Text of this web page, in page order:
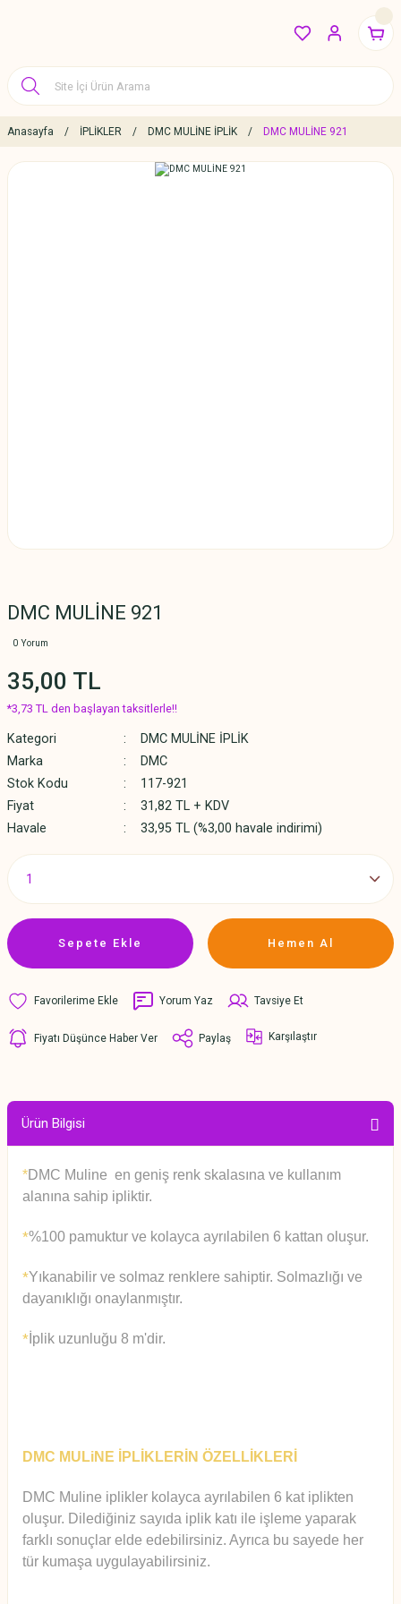
Anasayfa İPLİKLER DMC MULİNE İPLİK DMC MULİNE 921
DMC MULİNE 921
0 Yorum
35,00 TL
*3,73 TL den başlayan taksitlerle!!
Kategori
DMC MULİNE İPLİK
Marka
DMC
Stok Kodu
117-921
Fiyat
31,82 TL + KDV
Havale
33,95 TL (%3,00 havale indirimi)
Sepete Ekle Hemen Al
Yorum Yaz Tavsiye Et
Fiyatı Düşünce Haber Ver Paylaş Karşılaştır
Ürün Bilgisi
*DMC Muline en geniş renk skalasına ve kullanım
alanına sahip ipliktir.
*%100 pamuktur ve kolayca ayrılabilen 6 kattan oluşur.
*Yıkanabilir ve solmaz renklere sahiptir. Solmazlığı ve
dayanıklığı onaylanmıştır.
* İplik uzunluğu 8 m'dir.
DMC MULiNE İPLİKLERİN ÖZELLİKLERİ
DMC Muline iplikler kolayca ayrılabilen 6 kat iplikten
oluşur. Dilediğiniz sayıda iplik katı ile işleme yaparak
farklı sonuçlar elde edebilirsiniz. Ayrıca bu sayede her
tür kumaşa uygulayabilirsiniz.